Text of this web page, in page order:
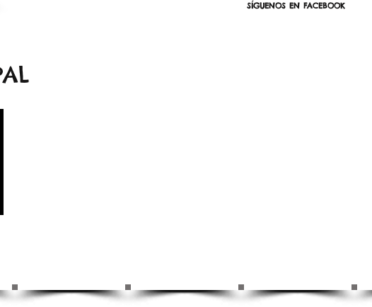
SÍGUENOS EN FACEBOOK